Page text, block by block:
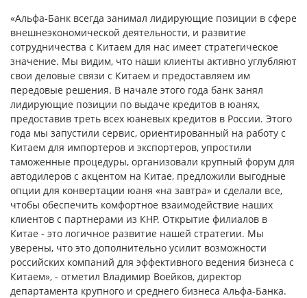
«Альфа-Банк всегда занимал лидирующие позиции в сфере
внешнеэкономической деятельности, и развитие
сотрудничества с Китаем для нас имеет стратегическое
значение. Мы видим, что наши клиенты активно углубляют
свои деловые связи с Китаем и предоставляем им
передовые решения. В начале этого года банк занял
лидирующие позиции по выдаче кредитов в юанях,
предоставив треть всех юаневых кредитов в России. Этого
года мы запустили сервис, ориентированный на работу с
Китаем для импортеров и экспортеров, упростили
таможенные процедуры, организовали крупный форум для
автодилеров с акцентом на Китае, предложили выгодные
опции для конвертации юаня «на завтра» и сделали все,
чтобы обеспечить комфортное взаимодействие наших
клиентов с партнерами из КНР. Открытие филиалов в
Китае - это логичное развитие нашей стратегии. Мы
уверены, что это дополнительно усилит возможности
российских компаний для эффективного ведения бизнеса с
Китаем», - отметил Владимир Воейков, директор
департамента крупного и среднего бизнеса Альфа-Банка.